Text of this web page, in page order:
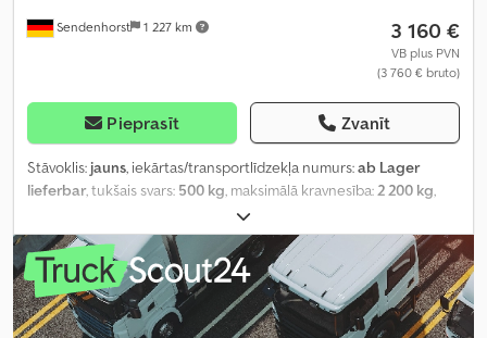
Sendenhorst 1 227 km 3 160 €
VB plus PVN
(3 760 € bruto)
Pieprasīt Zvanīt
Stāvoklis: jauns, iekārtas/transportlīdzekļa numurs:ab Lager
lieferbar, tukšais svars: 500 kg, maksimālā kravnesība:2 200 kg,
, asu konfigurācija:
garums:3 010 mm, iekraušanas vietas platums:1 650 mm,
iekraušanas telpas augstums:300 mm, riepas izmērs: 185/60 R12C,
riteņu bāze:710 mm, krāsa:sudraba, Ražošanas gads:2024,
Aprīkojums:augšupielādētājs